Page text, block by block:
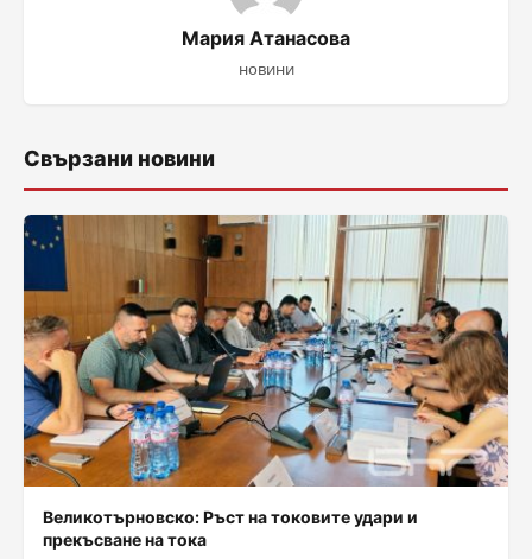
Мария Атанасова
новини
Свързани новини
Великотърновско: Ръст на токовите удари и
прекъсване на тока